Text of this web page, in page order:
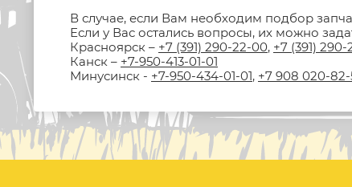
В случае, если Вам необходим подбор
Если у Вас остались вопросы, их можно
Красноярск – +7 (391) 290-22-00, +7 (391)
Канск – +7-950-413-01-01
Минусинск - +7-950-434-01-01, +7 908 020-82-